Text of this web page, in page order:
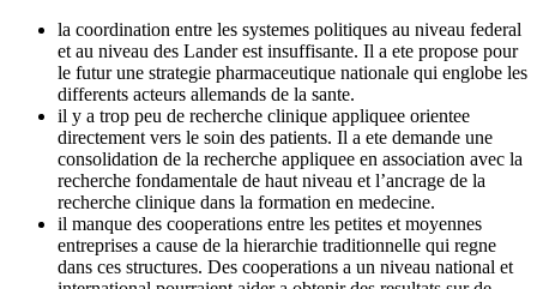
la coordination entre les systemes politiques au niveau federal
et au niveau des Lander est insuffisante. Il a ete propose pour
le futur une strategie pharmaceutique nationale qui englobe les
differents acteurs allemands de la sante.
il y a trop peu de recherche clinique appliquee orientee
directement vers le soin des patients. Il a ete demande une
consolidation de la recherche appliquee en association avec la
recherche fondamentale de haut niveau et l’ancrage de la
recherche clinique dans la formation en medecine.
il manque des cooperations entre les petites et moyennes
entreprises a cause de la hierarchie traditionnelle qui regne
dans ces structures. Des cooperations a un niveau national et